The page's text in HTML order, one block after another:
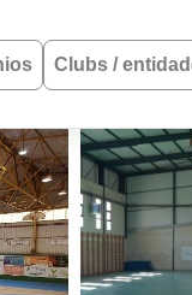
Clubs /